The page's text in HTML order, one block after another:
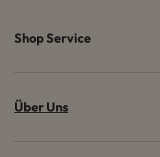
Shop Service
Über Uns